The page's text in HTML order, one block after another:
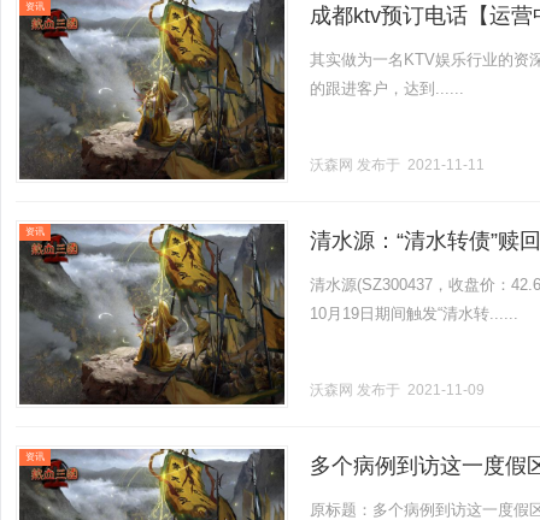
资讯 成都ktv预订电话【运营
其实做为一名KTV娱乐行业的资
的跟进客户，达到......
沃森网 发布于 2021-11-11
资讯 清水源：“清水转债”赎
清水源(SZ300437，收盘价：
10月19日期间触发“清水转......
沃森网 发布于 2021-11-09
资讯 多个病例到访这一度假
原标题：多个病例到访这一度假